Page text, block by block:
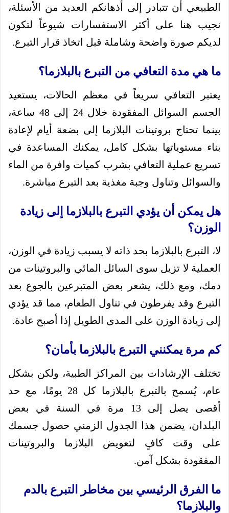
الطبيعي أن تتبادر إلى أذهانكم العديد من الأسئلة،
نجيب هنا على أكثر الاستفسارات شيوعاً لتكون
لديكم صورة واضحة وشاملة قبل اتخاذ قرار التبرع.
ما هي مدة التعافي من التبرع بالبلازما؟
يعتبر التعافي سريعاً في معظم الحالات، يستعيد
الجسم السوائل المفقودة خلال 24 إلى 48 ساعة،
بينما تحتاج بروتينات البلازما إلى بضعة أيام لإعادة
بناء مستوياتها بشكل كامل، يمكنك المساعدة في
تسريع عملية التعافي بشرب كميات وافرة من الماء
والسوائل وتناول وجبة مغذية بعد التبرع مباشرة.
هل يمكن أن يؤدي التبرع بالبلازما إلى زيادة
الوزن؟
لا، التبرع بالبلازما بحد ذاته لا يسبب زيادة في الوزن،
العملية لا تزيل سوى السائل المائي والبروتينات من
دمك، ومع ذلك، يشعر بعض المتبرعين بالجوع بعد
التبرع وقد يفرطون في تناول الطعام، مما قد يؤدي
إلى زيادة الوزن على المدى الطويل إذا أصبح عادة.
كم مرة يمكنني التبرع بالبلازما بأمان؟
تختلف الإرشادات بين المراكز الطبية، ولكن بشكل
عام، يُسمح بالتبرع بالبلازما كل 28 يومًا، مع حد
أقصى يصل إلى 13 مرة في السنة في بعض
البلدان، يضمن هذا الجدول الزمني حصول جسمك
على وقت كافٍ لتعويض البلازما والبروتينات
المفقودة بشكل آمن.
ما الفرق الرئيسي بين مخاطر التبرع بالدم
والبلازما؟